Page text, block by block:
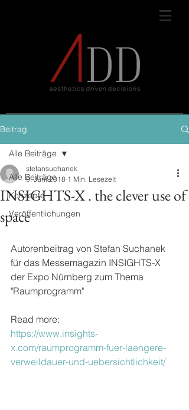
Beitrag
Alle Beiträge
Konzepte
Veröffentlichungen
Alle Beiträge
INSIGHTS-X . the clever use of
space
stefansuchanek
9. Juni 2018 1 Min. Lesezeit
Autorenbeitrag von Stefan Suchanek
für das Messemagazin INSIGHTS-X
der Expo Nürnberg zum Thema
"Raumprogramm"
Read more:
https://www.insights-
x.com/raumprogramm-fuer-laengere-
verweildauer-und-uebersichtlichkeit/